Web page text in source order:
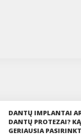
DANTŲ IMPLANTAI
DANTŲ PROTEZAI? KĄ
GERIAUSIA